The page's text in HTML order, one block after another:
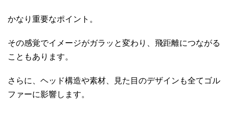
かなり重要なポイント。
その感覚でイメージがガラッと変わり、飛距離につながる
こともあります。
さらに、ヘッド構造や素材、見た目のデザインも全てゴル
ファーに影響します。